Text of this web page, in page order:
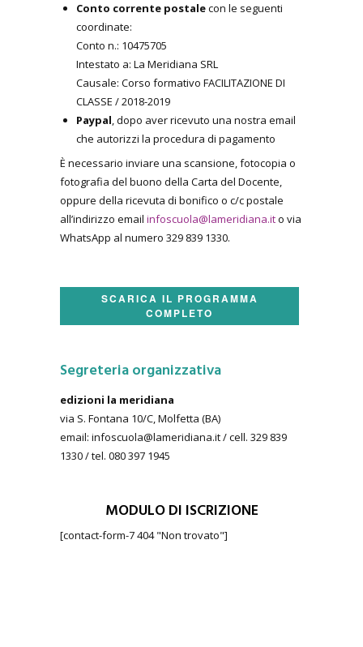
Conto corrente postalecon le seguenti
coordinate:
Conto n.: 10475705
Intestato a: La Meridiana SRL
Causale: Corso formativo FACILITAZIONE DI
CLASSE / 2018-2019
Paypal, dopo aver ricevuto una nostra email
che autorizzi la procedura di pagamento
È necessario inviare una scansione, fotocopia o
fotografia del buono della Carta del Docente,
oppure della ricevuta di bonifico o c/c postale
all’indirizzo email infoscuola@lameridiana.ito via
WhatsApp al numero 329 839 1330.
SCARICA IL PROGRAMMA
COMPLETO
Segreteria organizzativa
edizioni la meridiana
via S. Fontana 10/C, Molfetta (BA)
email: infoscuola@lameridiana.it / cell. 329 839
1330 / tel. 080 397 1945
MODULO DI ISCRIZIONE
[contact-form-7 404 "Non trovato"]